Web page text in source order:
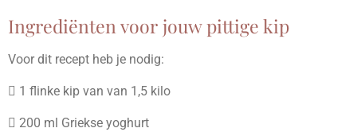
Ingrediënten voor jouw pittige kip
Voor dit recept heb je nodig:
 1 flinke kip van van 1,5 kilo
 200 ml Griekse yoghurt